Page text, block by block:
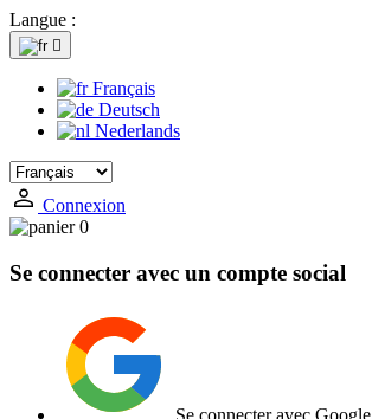
Langue :

Français
Deutsch
Nederlands
Connexion
0
Se connecter avec un compte social